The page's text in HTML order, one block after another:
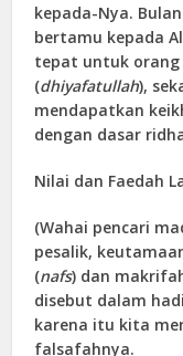
kepada-Nya.
bertamu kepada
tepat untuk orang
(dhiyafatullah),
mendapatkan
dengan dasar
Nilai dan Faedah
(Wahai pencari
pesalik,
(nafs) dan
disebut dalam
karena itu kita
falsafahnya.